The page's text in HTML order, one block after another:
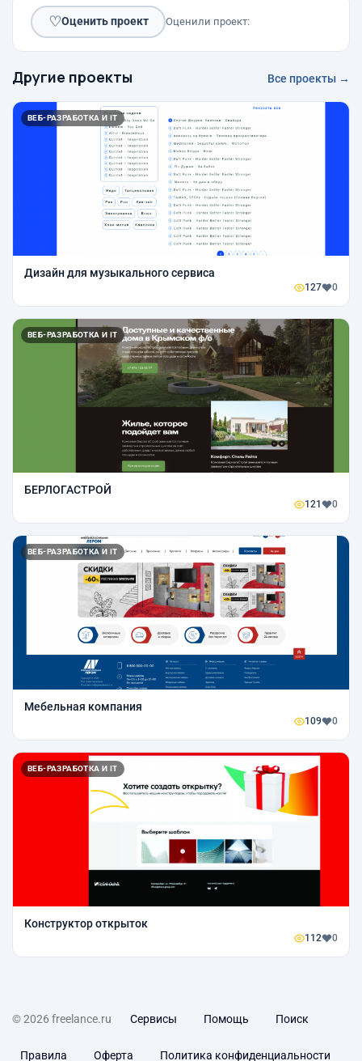
♡Оценить проект Оценили проект:
Другие проекты Все проекты →
ВЕБ-РАЗРАБОТКА И IT
Дизайн для музыкального сервиса
127 0
ВЕБ-РАЗРАБОТКА И IT
БЕРЛОГАСТРОЙ
121 0
ВЕБ-РАЗРАБОТКА И IT
Мебельная компания
109 0
ВЕБ-РАЗРАБОТКА И IT
Конструктор открыток
112 0
© 2026 freelance.ru Сервисы Помощь Поиск
Правила Оферта Политика конфиденциальности